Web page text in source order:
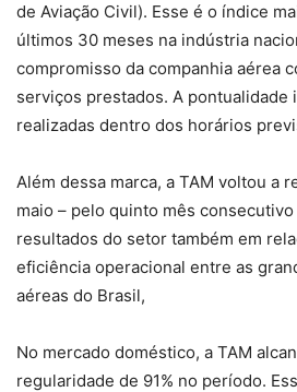
de Aviação Civil). Esse é o índice
últimos 30 meses na indústria
compromisso da companhia aérea
serviços prestados. A pontualidade
realizadas dentro dos horários
Além dessa marca, a TAM voltou a
maio – pelo quinto mês
resultados do setor também em
eficiência operacional entre as
aéreas do Brasil,
No mercado doméstico, a TAM
regularidade de 91% no período.